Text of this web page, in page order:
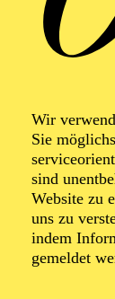
Wir
Sie
sind
Website zu
uns zu
indem
gemeldet
Eine
Galgoțiu,
mit Motiven